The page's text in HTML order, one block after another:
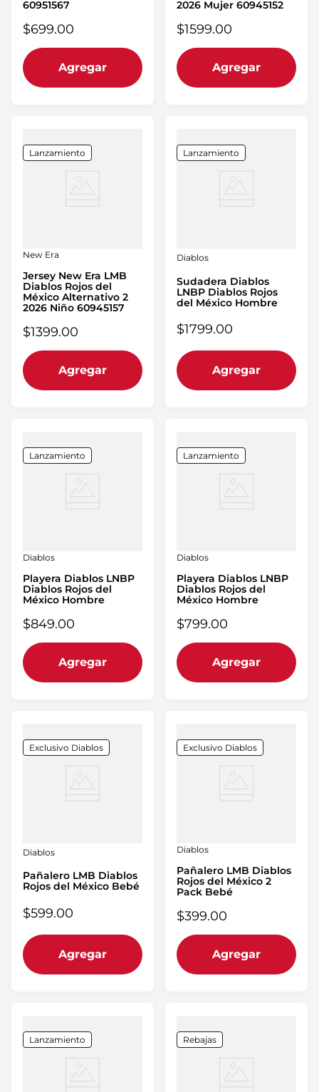
60951567
$699.00
Agregar
2026 Mujer 60945152
$1599.00
Agregar
Lanzamiento
New Era
Jersey New Era LMB
Diablos Rojos del
México Alternativo 2
2026 Niño 60945157
$1399.00
Agregar
Lanzamiento
Diablos
Sudadera Diablos
LNBP Diablos Rojos
del México Hombre
$1799.00
Agregar
Lanzamiento
Diablos
Playera Diablos LNBP
Diablos Rojos del
México Hombre
$849.00
Agregar
Lanzamiento
Diablos
Playera Diablos LNBP
Diablos Rojos del
México Hombre
$799.00
Agregar
Exclusivo Diablos
Diablos
Pañalero LMB Diablos
Rojos del México Bebé
$599.00
Agregar
Exclusivo Diablos
Diablos
Pañalero LMB Diablos
Rojos del México 2
Pack Bebé
$399.00
Agregar
Lanzamiento Rebajas